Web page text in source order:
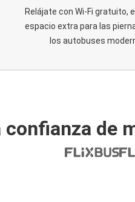
Relájate con Wi-Fi gratuito,
espacio extra para las
los autobuses
confianza de